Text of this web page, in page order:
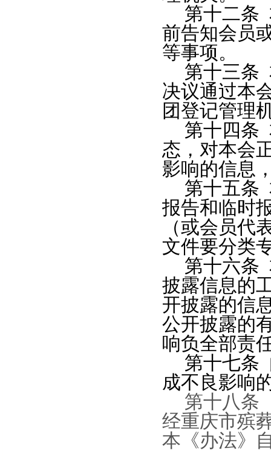
第十二条
前告知会员
等事项。
第十三条
决议通过本
团登记管理
第十四条
态，对本会
影响的信息
第十五条
报告和临时
（或会员代
文件要分类
第十六条
披露信息的
开披露的信
公开披露的
响负全部责
第十七条
成不良影响
第十八条
经重庆市殡
本《办法》